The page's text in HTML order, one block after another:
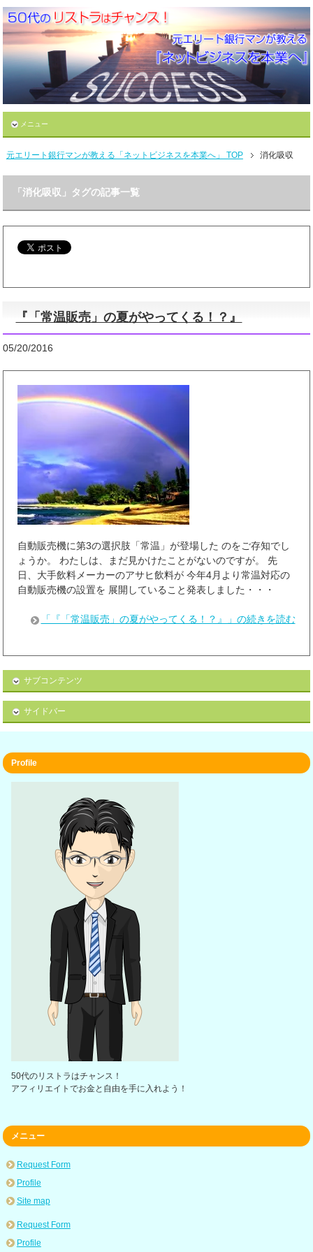
メニュー
元エリート銀行マンが教える「ネットビジネスを本業へ」 TOP 消化吸収
「消化吸収」タグの記事一覧
『「常温販売」の夏がやってくる！？』
05/20/2016
自動販売機に第3の選択肢「常温」が登場した のをご存知でし
ょうか。 わたしは、まだ見かけたことがないのですが。 先
日、大手飲料メーカーのアサヒ飲料が 今年4月より常温対応の
自動販売機の設置を 展開していること発表しました・・・
「『「常温販売」の夏がやってくる！？』」の続きを読む
サブコンテンツ
サイドバー
Profile
50代のリストラはチャンス！
アフィリエイトでお金と自由を手に入れよう！
メニュー
Request Form
Profile
Site map
Request Form
Profile